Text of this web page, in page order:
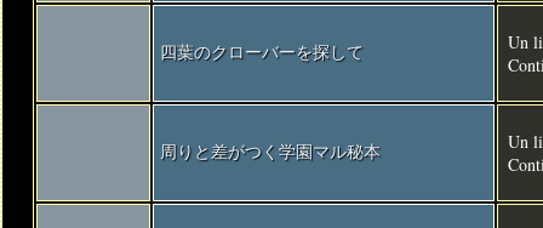
四葉のクローバーを探して
Un
周りと差がつく学園マル秘本
Un